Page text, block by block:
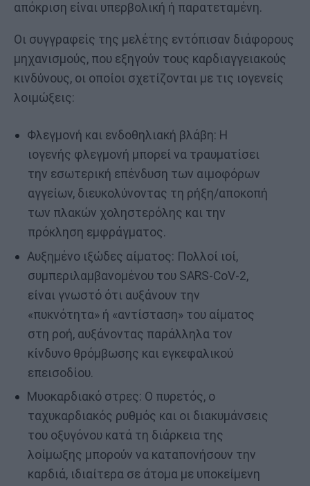
απόκριση είναι υπερβολική ή παρατεταμένη.
Οι συγγραφείς της μελέτης εντόπισαν διάφορους
μηχανισμούς, που εξηγούν τους καρδιαγγειακούς
κινδύνους, οι οποίοι σχετίζονται με τις ιογενείς
λοιμώξεις:
Φλεγμονή και ενδοθηλιακή βλάβη: Η
ιογενής φλεγμονή μπορεί να τραυματίσει
την εσωτερική επένδυση των αιμοφόρων
αγγείων, διευκολύνοντας τη ρήξη/αποκοπή
των πλακών χοληστερόλης και την
πρόκληση εμφράγματος.
Αυξημένο ιξώδες αίματος: Πολλοί ιοί,
συμπεριλαμβανομένου του SARS-CoV-2,
είναι γνωστό ότι αυξάνουν την
«πυκνότητα» ή «αντίσταση» του αίματος
στη ροή, αυξάνοντας παράλληλα τον
κίνδυνο θρόμβωσης και εγκεφαλικού
επεισοδίου.
Μυοκαρδιακό στρες: Ο πυρετός, ο
ταχυκαρδιακός ρυθμός και οι διακυμάνσεις
του οξυγόνου κατά τη διάρκεια της
λοίμωξης μπορούν να καταπονήσουν την
καρδιά, ιδιαίτερα σε άτομα με υποκείμενη